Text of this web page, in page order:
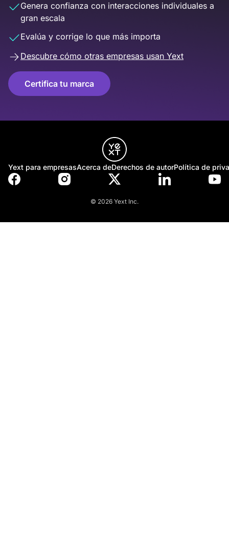
Genera confianza con interacciones individuales a
gran escala
Evalúa y corrige lo que más importa
Descubre cómo otras empresas usan Yext
Certifica tu marca
Yext para empresasAcerca deDerechos de autorPolítica de
© 2026 Yext Inc.